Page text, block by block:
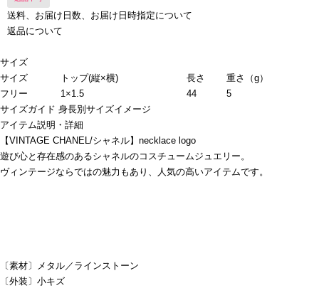
送料、お届け日数、お届け日時指定について
返品について
サイズ
サイズ
トップ(縦×横) 長さ
重さ（g）
フリー
1×1.5 44
5
サイズガイド 身長別サイズイメージ
アイテム説明・詳細
【VINTAGE CHANEL/シャネル】necklace logo
遊び心と存在感のあるシャネルのコスチュームジュエリー。
ヴィンテージならではの魅力もあり、人気の高いアイテムです。
〔素材〕メタル／ラインストーン
〔外装〕小キズ